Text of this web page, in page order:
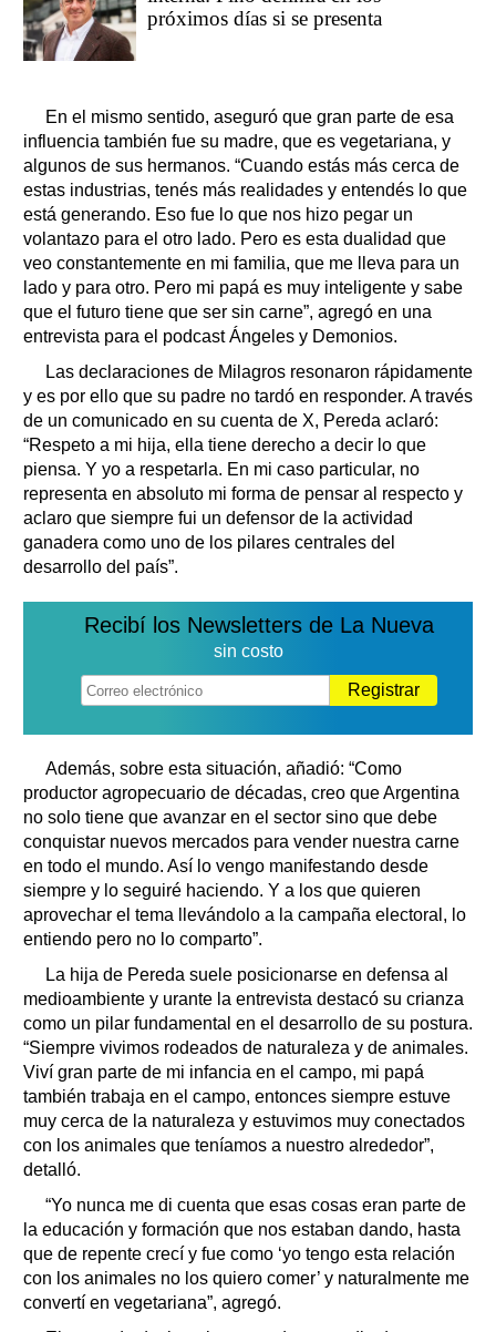
próximos días si se presenta
En el mismo sentido, aseguró que gran parte de esa
influencia también fue su madre, que es vegetariana, y
algunos de sus hermanos. “Cuando estás más cerca de
estas industrias, tenés más realidades y entendés lo que
está generando. Eso fue lo que nos hizo pegar un
volantazo para el otro lado. Pero es esta dualidad que
veo constantemente en mi familia, que me lleva para un
lado y para otro. Pero mi papá es muy inteligente y sabe
que el futuro tiene que ser sin carne”, agregó en una
entrevista para el podcast Ángeles y Demonios.
Las declaraciones de Milagros resonaron rápidamente
y es por ello que su padre no tardó en responder. A través
de un comunicado en su cuenta de X, Pereda aclaró:
“Respeto a mi hija, ella tiene derecho a decir lo que
piensa. Y yo a respetarla. En mi caso particular, no
representa en absoluto mi forma de pensar al respecto y
aclaro que siempre fui un defensor de la actividad
ganadera como uno de los pilares centrales del
desarrollo del país”.
Recibí los Newsletters de La Nueva
sin costo
Registrar
Además, sobre esta situación, añadió: “Como
productor agropecuario de décadas, creo que Argentina
no solo tiene que avanzar en el sector sino que debe
conquistar nuevos mercados para vender nuestra carne
en todo el mundo. Así lo vengo manifestando desde
siempre y lo seguiré haciendo. Y a los que quieren
aprovechar el tema llevándolo a la campaña electoral, lo
entiendo pero no lo comparto”.
La hija de Pereda suele posicionarse en defensa al
medioambiente y urante la entrevista destacó su crianza
como un pilar fundamental en el desarrollo de su postura.
“Siempre vivimos rodeados de naturaleza y de animales.
Viví gran parte de mi infancia en el campo, mi papá
también trabaja en el campo, entonces siempre estuve
muy cerca de la naturaleza y estuvimos muy conectados
con los animales que teníamos a nuestro alrededor”,
detalló.
“Yo nunca me di cuenta que esas cosas eran parte de
la educación y formación que nos estaban dando, hasta
que de repente crecí y fue como ‘yo tengo esta relación
con los animales no los quiero comer’ y naturalmente me
convertí en vegetariana”, agregó.